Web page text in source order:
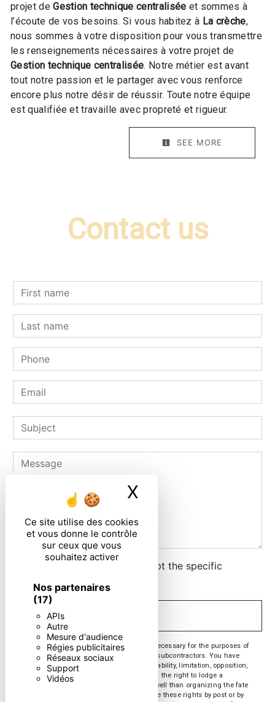
Ce site utilise des cookies
et vous donne le contrôle
sur ceux que vous
souhaitez activer
Nos partenaires
(17)
APIs
Autre
Mesure d'audience
Régies publicitaires
Réseaux sociaux
Support
Vidéos
X
projet deGestion technique centralisée et sommes à
l’écoute de vos besoins. Si vous habitez à La crèche,
nous sommes à votre disposition pour vous transmettre
les renseignements nécessaires à votre projet de
Gestion technique centralisée. Notre métier est avant
tout notre passion et le partager avec vous renforce
encore plus notre désir de réussir. Toute notre équipe
est qualifiée et travaille avec propreté et rigueur.
SEE MORE
Contact us
By checking this box, I accept the specific
conditions below **
** The personal data communicated are necessary for the purposes of
contacting you. They are intended and its subcontractors. You have
rights of access, rectification, erasure, portability, limitation, opposition,
withdrawal of your consent at any time and the right to lodge a
complaint with a supervisory authority, as well than organizing the fate
of your post-mortem data. You can exercise these rights by post or by